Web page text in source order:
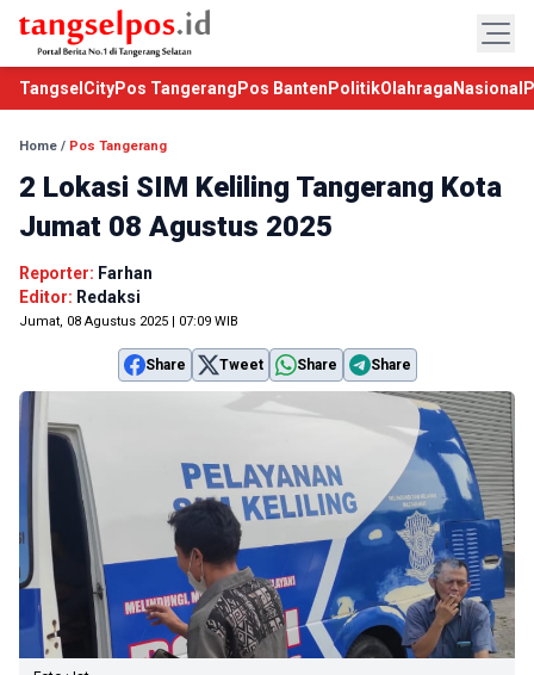
TangselCityPos Tangerang Pos Banten PolitikOlahraga Nasional
Home / Pos Tangerang
2 Lokasi SIM Keliling Tangerang Kota
Jumat 08 Agustus 2025
Reporter: Farhan
Editor: Redaksi
Jumat, 08 Agustus 2025 | 07:09 WIB
Share Tweet Share Share